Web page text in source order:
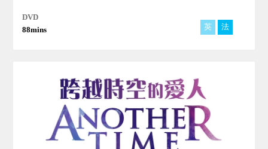
一路追到紐約，從一群年輕爵士音樂家，展開一連串奇妙瘋狂旅
DVD
88mins
英 法